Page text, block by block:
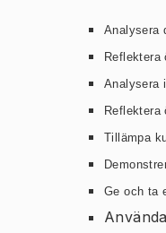
Analysera
Reflektera
Analysera
Reflektera
Tillämpa
Ge och ta